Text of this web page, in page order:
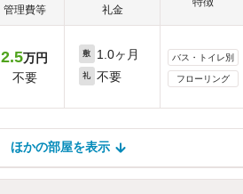
管理費等
礼金
2.5万円
不要
敷 1.0ヶ月
礼 不要
バス・トイレ別
フローリング
ほかの部屋を表示